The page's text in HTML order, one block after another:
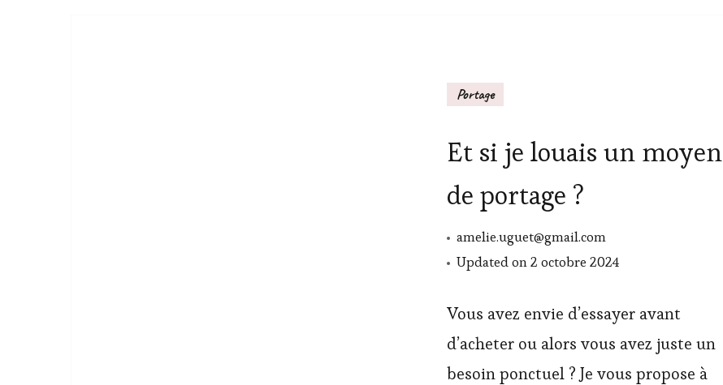
Portage
Et si je louais un moyen
de portage ?
amelie.uguet@gmail.com
Updated on2 octobre 2024
Vous avez envie d’essayer avant
d’acheter ou alors vous avez juste un
besoin ponctuel ? Je vous propose à